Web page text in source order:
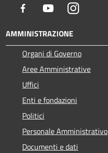
Facebook YoutubeInstagram
AMMINISTRAZIONE
Organi di Governo
Aree Amministrative
Uffici
Enti e fondazioni
Politici
Personale Amministrativo
Documenti e dati